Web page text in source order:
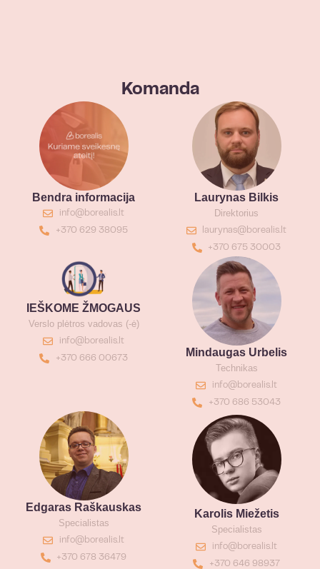
Komanda
Bendra informacija
info@borealis.lt
+370 629 38095
Laurynas Bilkis
Direktorius
laurynas@borealis.lt
+370 675 30003
IEŠKOME ŽMOGAUS
Verslo plėtros vadovas (-ė)
info@borealis.lt
+370 666 00673
Mindaugas Urbelis
Technikas
info@borealis.lt
+370 686 53043
Edgaras Raškauskas
Specialistas
info@borealis.lt
+370 678 36479
Karolis Miežetis
Specialistas
info@borealis.lt
+370 646 98937